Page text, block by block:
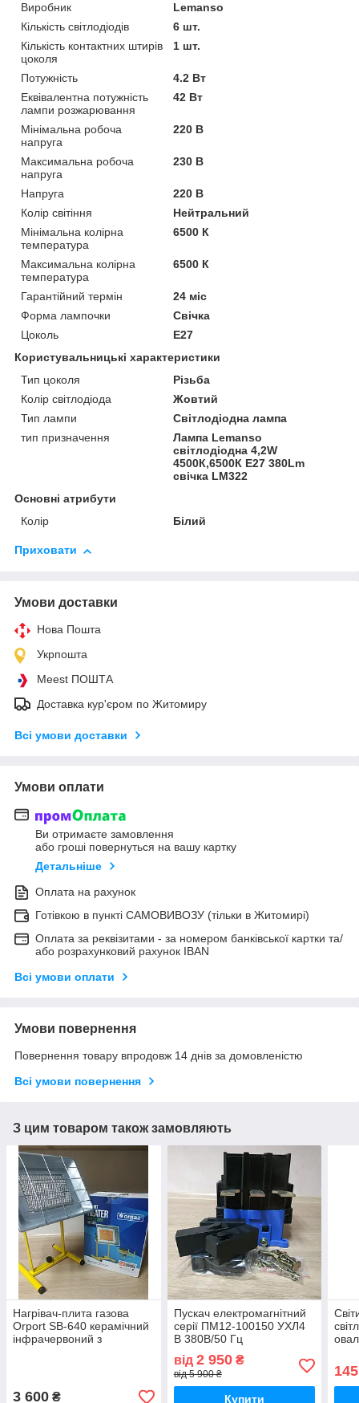
Виробник
Lemanso
Кількість світлодіодів
6 шт.
Кількість контактних штирів
цоколя
1 шт.
Потужність
4.2 Вт
Еквівалентна потужність
лампи розжарювання
42 Вт
Мінімальна робоча
напруга
220 В
Максимальна робоча
напруга
230 В
Напруга
220 В
Колір світіння
Нейтральний
Мінімальна колірна
температура
6500 К
Максимальна колірна
температура
6500 К
Гарантійний термін
24 міс
Форма лампочки
Свічка
Цоколь
E27
Користувальницькі характеристики
Тип цоколя
Різьба
Колір світлодіода
Жовтий
Тип лампи
Світлодіодна лампа
тип призначення
Лампа Lemanso
світлодіодна 4,2W
4500К,6500К Е27 380Lm
свічка LM322
Основні атрибути
Колір
Білий
Приховати
Умови доставки
Нова Пошта
Укрпошта
Meest ПОШТА
Доставка кур'єром по Житомиру
Всі умови доставки
Умови оплати
Ви отримаєте замовлення
або гроші повернуться на вашу картку
Детальніше
Оплата на рахунок
Готівкою в пункті САМОВИВОЗУ (тільки в Житомирі)
Оплата за реквізитами - за номером банківської картки та/
або розрахунковий рахунок IBAN
Всі умови оплати
Умови повернення
Повернення товару впродовж 14 днів за домовленістю
Всі умови повернення
З цим товаром також замовляють
Нагрівач-плита газова
Orport SB-640 керамічний
інфрачервоний з
3 600 ₴
Пускач електромагнітний
серії ПМ12-100150 УХЛ4
В 380В/50 Гц
нереверсивний без реле
від 2 950₴
від 5 900 ₴
Купити
145